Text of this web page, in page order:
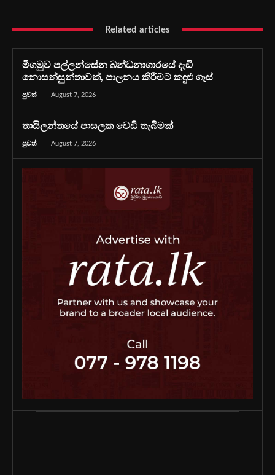
Related articles
මීගමුව පල්ලන්සේන බන්ධනාගාරයේ දැඩි
නොසන්සුන්තාවක්, පාලනය කිරීමට කඳුළු ගෑස්
පුවත් August 7, 2026
තායිලන්තයේ පාසලක වෙඩි තැබීමක්
පුවත් August 7, 2026